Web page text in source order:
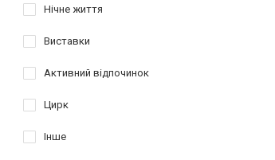
Нічне життя
Виставки
Активний відпочинок
Цирк
Інше